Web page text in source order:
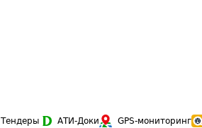
Тендеры АТИ-Доки GPS-мониторинг